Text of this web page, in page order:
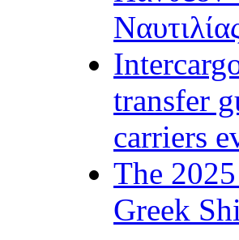
transfer
carriers
The
Greek